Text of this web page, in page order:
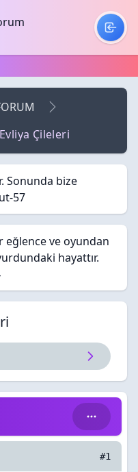
Çileleri
Sonunda bize
57
eğlence ve oyundan
hayattır.
#1